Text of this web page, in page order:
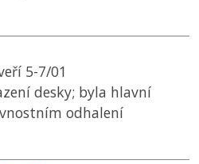
5-7/01
desky; byla hlavní
odhalení